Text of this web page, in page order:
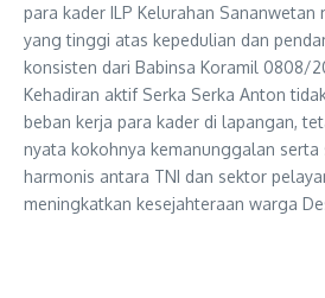
para kader ILP Kelurahan Sananwetan
yang tinggi atas kepedulian dan
konsisten dari Babinsa Koramil 0808/
Kehadiran aktif Serka Serka Anton
beban kerja para kader di lapangan,
nyata kokohnya kemanunggalan serta
harmonis antara TNI dan sektor
meningkatkan kesejahteraan warga